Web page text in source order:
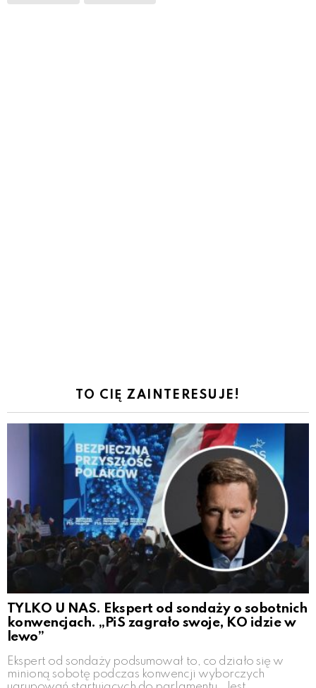
TO CIĘ ZAINTERESUJE!
TYLKO U NAS. Ekspert od sondaży o sobotnich
konwencjach. „PiS zagrało swoje, KO idzie w
lewo”
Ekspert od sondaży podsumował to, co działo się w
minioną sobotę podczas konwencji wyborczych